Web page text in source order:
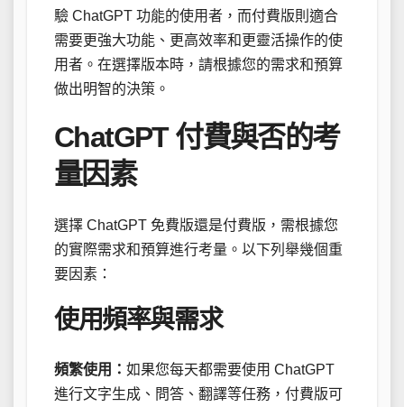
驗 ChatGPT 功能的使用者，而付費版則適合
需要更強大功能、更高效率和更靈活操作的使
用者。在選擇版本時，請根據您的需求和預算
做出明智的決策。
ChatGPT 付費與否的考
量因素
選擇 ChatGPT 免費版還是付費版，需根據您
的實際需求和預算進行考量。以下列舉幾個重
要因素：
使用頻率與需求
頻繁使用： 如果您每天都需要使用 ChatGPT
進行文字生成、問答、翻譯等任務，付費版可